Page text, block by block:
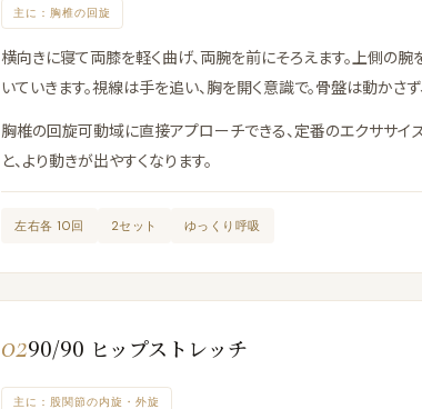
主に：胸椎の回旋
横向きに寝て両膝を軽く曲げ、両腕を前にそろえます。上側の
いていきます。視線は手を追い、胸を開く意識で。骨盤は動かさ
胸椎の回旋可動域に直接アプローチできる、定番のエクササイ
と、より動きが出やすくなります。
左右各 10回 2セット ゆっくり呼吸
0290/90 ヒップストレッチ
主に：股関節の内旋・外旋